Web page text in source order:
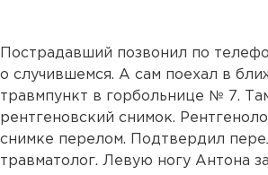
Пострадавший позвонил по
о случившемся. А сам поехал в
травмпункт в горбольнице № 7.
рентгеновский снимок.
снимке перелом. Подтвердил
травматолог. Левую ногу Антона